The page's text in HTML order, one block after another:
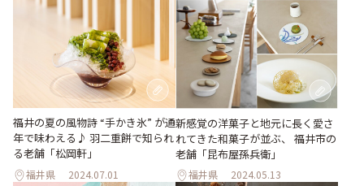
福井の夏の風物詩 “手かき氷” が通
年で味わえる♪ 羽二重餅で知られ
る老舗「松岡軒」
福井県 2024.07.01
新感覚の洋菓子と地元に長く愛さ
れてきた和菓子が並ぶ、 福井市の
老舗「昆布屋孫兵衛」
福井県 2024.05.13